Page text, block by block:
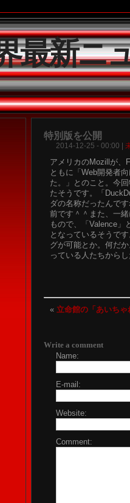
最新ニ
特別版を公開
2014-12-25 - 00:00 |
アメリカのMozillが、
ともに「Web開発者
た。」とのこと。今
たそうです。「
ダの名称だったんで
前です＾＾また、一
もので、「Valence」
となっているそうで
グが可能とか。何だ
っている人たちから
« 立命館の「あいちゃ
Write a comment
Name:
E-mail:
Website:
Comment: